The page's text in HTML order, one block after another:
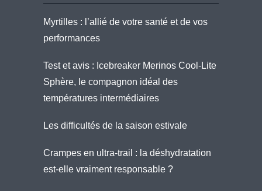
Myrtilles : l’allié de votre santé et de vos
performances
Test et avis : Icebreaker Merinos Cool-Lite
Sphère, le compagnon idéal des
températures intermédiaires
Les difficultés de la saison estivale
Crampes en ultra-trail : la déshydratation
est-elle vraiment responsable ?